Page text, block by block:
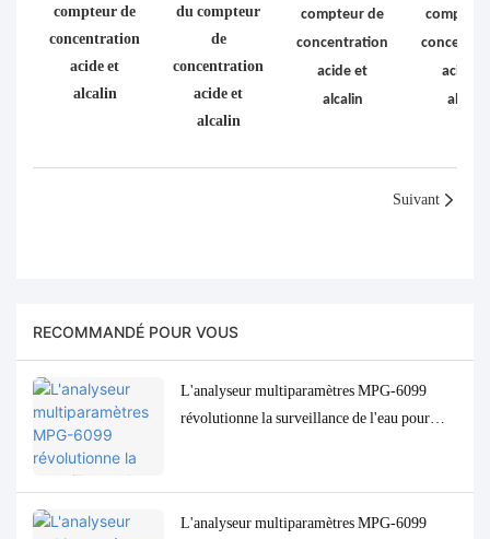
compteur de
concentration
acide et
alcalin
du compteur
de
concentration
acide et
alcalin
compteur de
concentration
acide et
alcalin
acide
alcalin
Suivant
RECOMMANDÉ POUR VOUS
L'analyseur multiparamètres MPG-6099
révolutionne la surveillance de l'eau pour
L'analyseur multiparamètres MPG-6099